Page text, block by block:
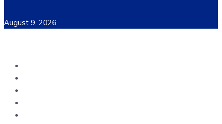
August 9, 2026